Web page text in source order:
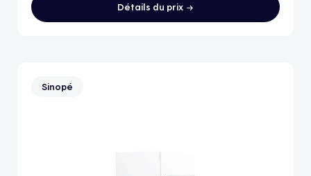
Détails du prix
Sinopé